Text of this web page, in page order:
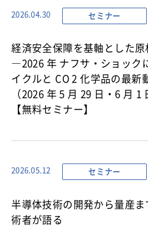
2026.04.30 セミナー
経済安全保障を基軸とした
―2026 年 ナフサ・ショック
イクルと CO 2 化学品の最新
（2026 年 5 月 29 日・6 月 1
【無料セミナー】
2026.05.12 セミナー
半導体技術の開発から量産
術者が語る